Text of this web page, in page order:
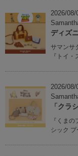
2026/08/
ディズ
サマンサ
『トイ・
2026/08/
「クラ
『くま
シック プ